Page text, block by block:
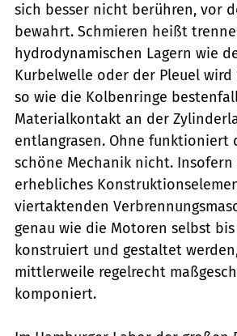
sich besser nicht berühren, vor
bewahrt. Schmieren heißt
hydrodynamischen Lagern wie
Kurbelwelle oder der Pleuel
so wie die Kolbenringe
Materialkontakt an der
entlangrasen. Ohne funktioniert
schöne Mechanik nicht. Insofern
erhebliches
viertaktenden
genau wie die Motoren selbst
konstruiert und gestaltet
mittlerweile regelrecht
komponiert.